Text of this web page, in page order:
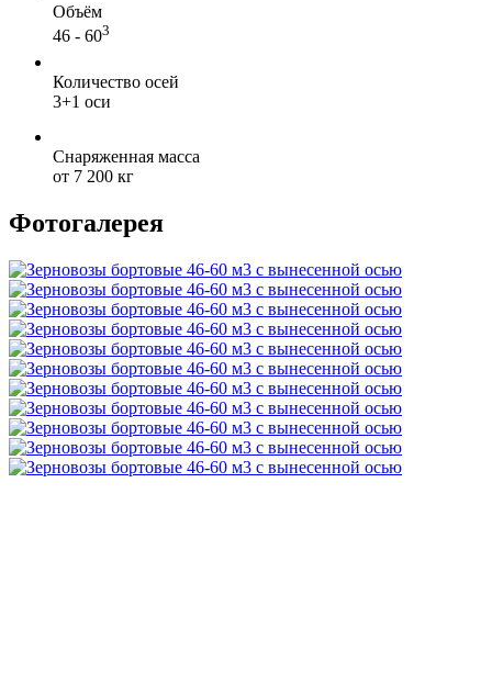
Объём
46 - 603
Количество осей
3+1 оси
Снаряженная масса
от 7 200 кг
Фотогалерея